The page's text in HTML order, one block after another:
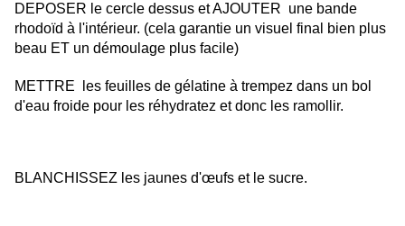
DEPOSER le cercle dessus et AJOUTER une bande
rhodoïd à l'intérieur. (cela garantie un visuel final bien plus
beau ET un démoulage plus facile)
METTRE
les feuilles de gélatine à trempez dans un bol
d'eau froide pour les réhydratez et donc les ramollir.
BLANCHISSEZ les jaunes d'œufs et le sucre.